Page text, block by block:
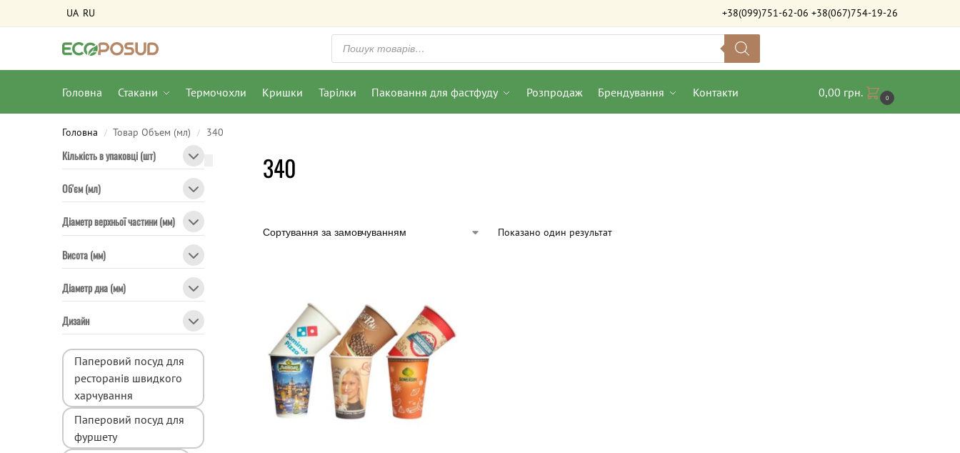
UA RU +38(099)751-62-06 +38(067)754-19-26
Головна Стакани Термочохли Кришки Тарілки Паковання для фастфуду Розпродаж Брендування Контакти 0,00 грн. 0
Головна / Товар Объем (мл) / 340
340
Показано один результат
Кількість в упаковці (шт)
Об'єм (мл)
Діаметр верхньої частини (мм)
Висота (мм)
Діаметр дна (мм)
Дизайн
Паперовий посуд для
ресторанів швидкого
харчування
Паперовий посуд для
фуршету